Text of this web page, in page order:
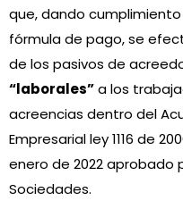
que, dando
fórmula de pago, se
de los pasivos de
“laborales”a los
acreencias dentro del
Empresarial ley 1116 de
enero de 2022 aprobado
Sociedades.